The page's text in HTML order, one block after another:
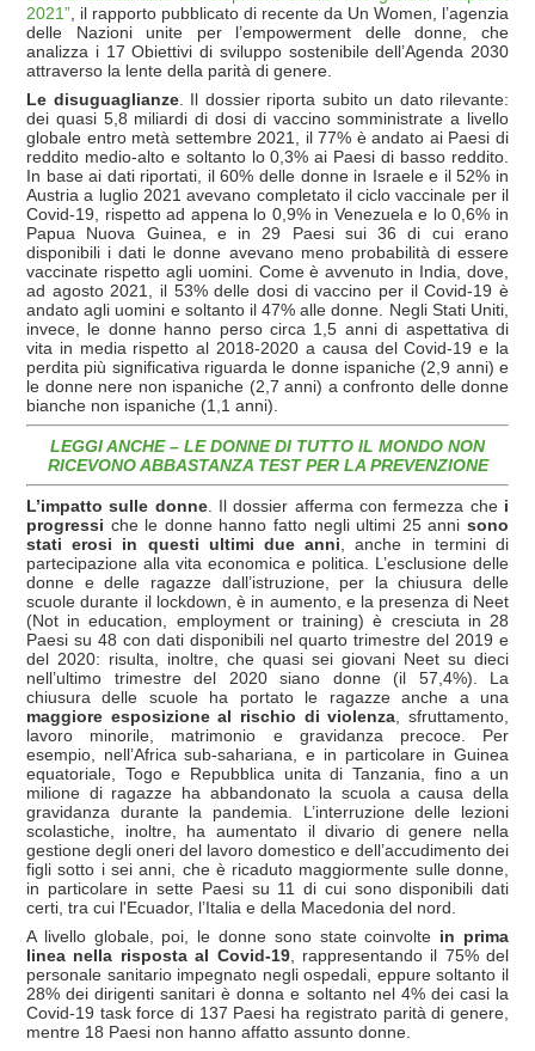
2021” , il rapporto pubblicato di recente da Un Women, l’agenzia
delle Nazioni unite per l’empowerment delle donne, che
analizza i 17 Obiettivi di sviluppo sostenibile dell’Agenda 2030
attraverso la lente della parità di genere.
Le disuguaglianze. Il dossier riporta subito un dato rilevante:
dei quasi 5,8 miliardi di dosi di vaccino somministrate a livello
globale entro metà settembre 2021, il 77% è andato ai Paesi di
reddito medio-alto e soltanto lo 0,3% ai Paesi di basso reddito.
In base ai dati riportati, il 60% delle donne in Israele e il 52% in
Austria a luglio 2021 avevano completato il ciclo vaccinale per il
Covid-19, rispetto ad appena lo 0,9% in Venezuela e lo 0,6% in
Papua Nuova Guinea, e in 29 Paesi sui 36 di cui erano
disponibili i dati le donne avevano meno probabilità di essere
vaccinate rispetto agli uomini. Come è avvenuto in India, dove,
ad agosto 2021, il 53% delle dosi di vaccino per il Covid-19 è
andato agli uomini e soltanto il 47% alle donne. Negli Stati Uniti,
invece, le donne hanno perso circa 1,5 anni di aspettativa di
vita in media rispetto al 2018-2020 a causa del Covid-19 e la
perdita più significativa riguarda le donne ispaniche (2,9 anni) e
le donne nere non ispaniche (2,7 anni) a confronto delle donne
bianche non ispaniche (1,1 anni).
LEGGI ANCHE – LE DONNE DI TUTTO IL MONDO NON
RICEVONO ABBASTANZA TEST PER LA PREVENZIONE
L’impatto sulle donne. Il dossier afferma con fermezza che i
progressi che le donne hanno fatto negli ultimi 25 anni sono
stati erosi in questi ultimi due anni , anche in termini di
partecipazione alla vita economica e politica. L’esclusione delle
donne e delle ragazze dall’istruzione, per la chiusura delle
scuole durante il lockdown, è in aumento, e la presenza di Neet
(Not in education, employment or training) è cresciuta in 28
Paesi su 48 con dati disponibili nel quarto trimestre del 2019 e
del 2020: risulta, inoltre, che quasi sei giovani Neet su dieci
nell’ultimo trimestre del 2020 siano donne (il 57,4%). La
chiusura delle scuole ha portato le ragazze anche a una
maggiore esposizione al rischio di violenza , sfruttamento,
lavoro minorile, matrimonio e gravidanza precoce. Per
esempio, nell’Africa sub-sahariana, e in particolare in Guinea
equatoriale, Togo e Repubblica unita di Tanzania, fino a un
milione di ragazze ha abbandonato la scuola a causa della
gravidanza durante la pandemia. L’interruzione delle lezioni
scolastiche, inoltre, ha aumentato il divario di genere nella
gestione degli oneri del lavoro domestico e dell’accudimento dei
figli sotto i sei anni, che è ricaduto maggiormente sulle donne,
in particolare in sette Paesi su 11 di cui sono disponibili dati
certi, tra cui l'Ecuador, l’Italia e della Macedonia del nord.
A livello globale, poi, le donne sono state coinvolte in prima
linea nella risposta al Covid-19, rappresentando il 75% del
personale sanitario impegnato negli ospedali, eppure soltanto il
28% dei dirigenti sanitari è donna e soltanto nel 4% dei casi la
Covid-19 task force di 137 Paesi ha registrato parità di genere,
mentre 18 Paesi non hanno affatto assunto donne.